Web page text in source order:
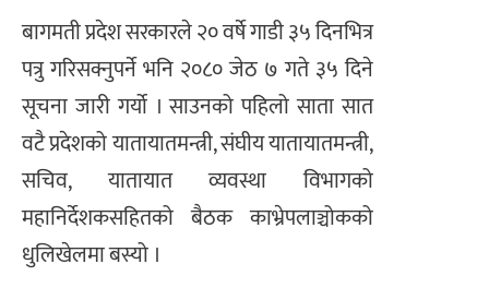
बागमती प्रदेश सरकारले २० वर्षे गाडी ३५ दिनभित्र
पत्रु गरिसक्नुपर्ने भनि २०८० जेठ ७ गते ३५ दिने
सूचना जारी गर्यो । साउनको पहिलो साता सात
वटै प्रदेशको यातायातमन्त्री, संघीय यातायातमन्त्री,
सचिव, यातायात व्यवस्था विभागको
महानिर्देशकसहितको बैठक काभ्रेपलाञ्चोकको
धुलिखेलमा बस्यो ।